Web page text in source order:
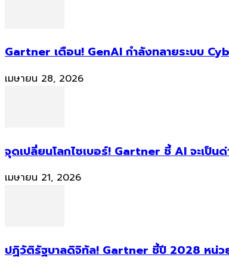
Gartner เตือน! GenAI กำลังทลายระบบ
เมษายน 28, 2026
จุดเปลี่ยนโลกไซเบอร์! Gartner ชี้ AI จะเป็
เมษายน 21, 2026
ปฏิวัติรัฐบาลดิจิทัล! Gartner ชี้ปี 2028 หน่ว